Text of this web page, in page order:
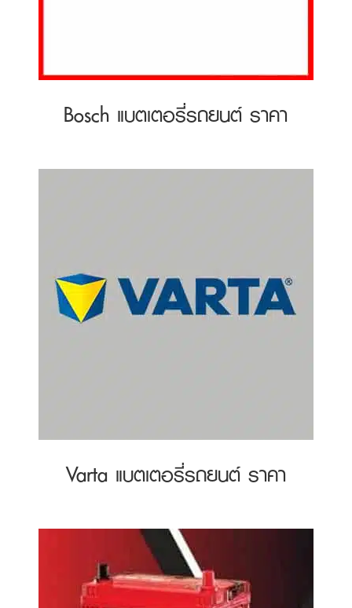
Bosch แบตเตอรี่รถยนต์ ราคา
Varta แบตเตอรี่รถยนต์ ราคา